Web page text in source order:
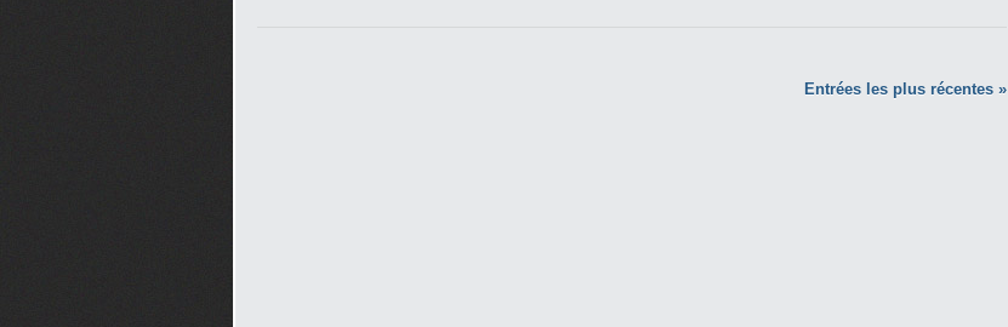
Entrées les plus récentes »